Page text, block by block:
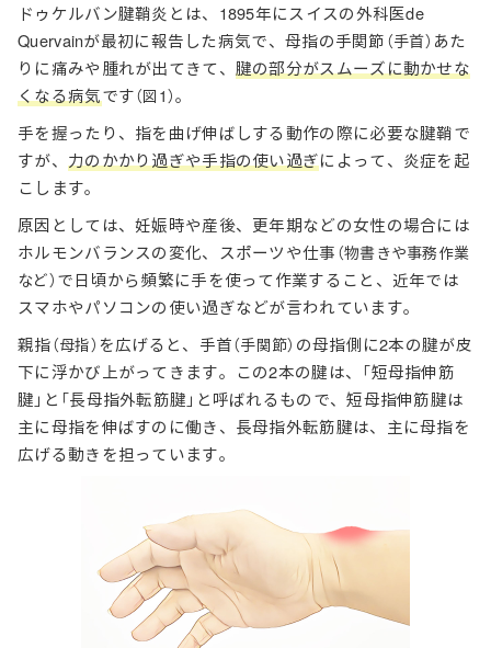
ドゥケルバン腱鞘炎とは、1895年にスイスの外科医de
Quervainが最初に報告した病気で、母指の手関節 （手首） あた
りに痛みや腫れが出てきて、 腱の部分がスムーズに動かせな
くなる病気です（図1）。
手を握ったり、指を曲げ伸ばしする動作の際に必要な腱鞘で
すが、 力のかかり過ぎや手指の使い過ぎによって、炎症を起
こします。
原因としては、妊娠時や産後、更年期などの女性の場合には
ホルモンバランスの変化、スポーツや仕事 （物書きや事務作業
など） で日頃から頻繁に手を使って作業すること、近年では
スマホやパソコンの使い過ぎなどが言われています。
親指（母指） を広げると、手首（手関節） の母指側に2本の腱が皮
下に浮かび上がってきます。この2本の腱は、「短母指伸筋
腱」と「長母指外転筋腱」と呼ばれるもので、短母指伸筋腱は
主に母指を伸ばすのに働き、長母指外転筋腱は、主に母指を
広げる動きを担っています。